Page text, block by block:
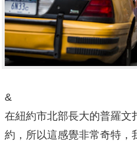
&
在紐約市北部長大的普羅文
約，所以這感覺非常奇特，